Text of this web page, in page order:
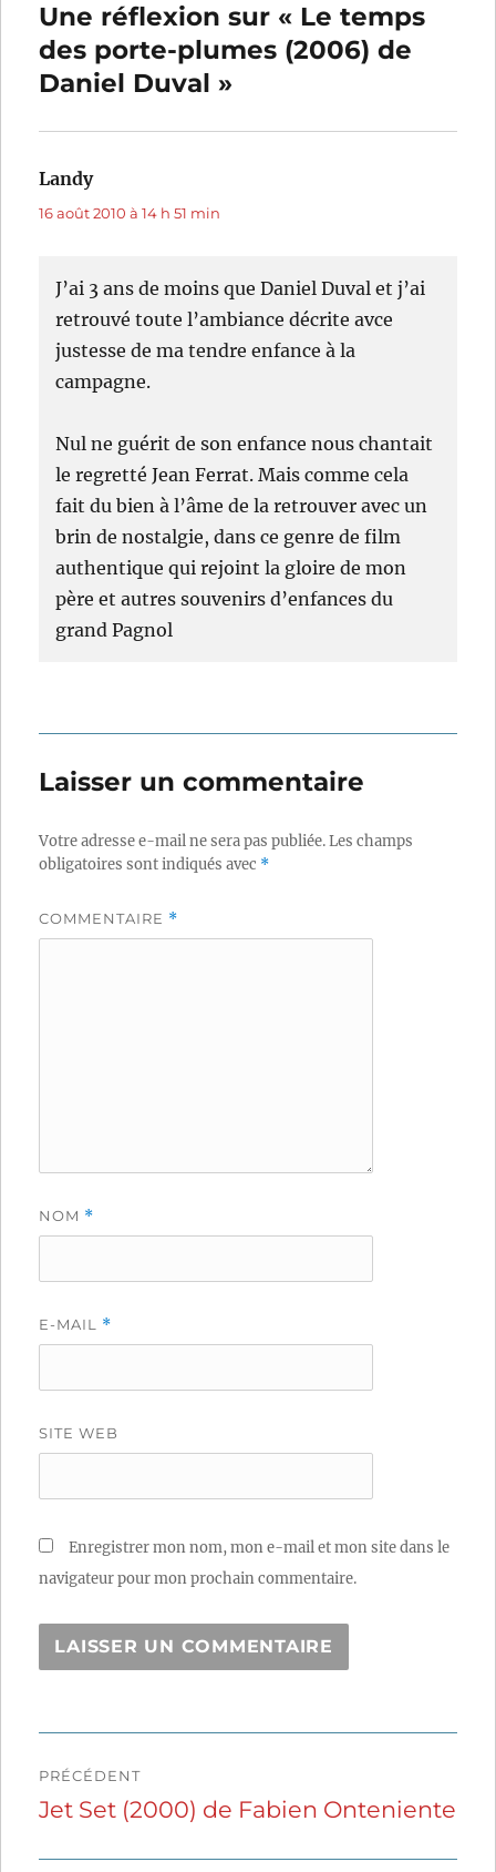
Une réflexion sur « Le temps
des porte-plumes (2006) de
Daniel Duval »
Landydit :
16 août 2010 à 14 h 51 min
J’ai 3 ans de moins que Daniel Duval et j’ai
retrouvé toute l’ambiance décrite avce
justesse de ma tendre enfance à la
campagne.
Nul ne guérit de son enfance nous chantait
le regretté Jean Ferrat. Mais comme cela
fait du bien à l’âme de la retrouver avec un
brin de nostalgie, dans ce genre de film
authentique qui rejoint la gloire de mon
père et autres souvenirs d’enfances du
grand Pagnol
Laisser un commentaire
Votre adresse e-mail ne sera pas publiée.Les champs
obligatoires sont indiqués avec *
COMMENTAIRE *
NOM *
E-MAIL *
SITE WEB
Enregistrer mon nom, mon e-mail et mon site dans le
navigateur pour mon prochain commentaire.
de
PRÉCÉDENT
Publication
Jet Set (2000) de Fabien Onteniente